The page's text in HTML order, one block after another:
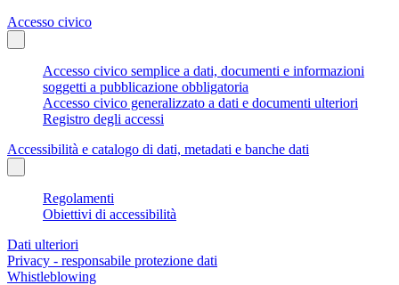
Accesso civico
Accesso civico semplice a dati, documenti e informazioni
soggetti a pubblicazione obbligatoria
Accesso civico generalizzato a dati e documenti ulteriori
Registro degli accessi
Accessibilità e catalogo di dati, metadati e banche dati
Regolamenti
Obiettivi di accessibilità
Dati ulteriori
Privacy - responsabile protezione dati
Whistleblowing